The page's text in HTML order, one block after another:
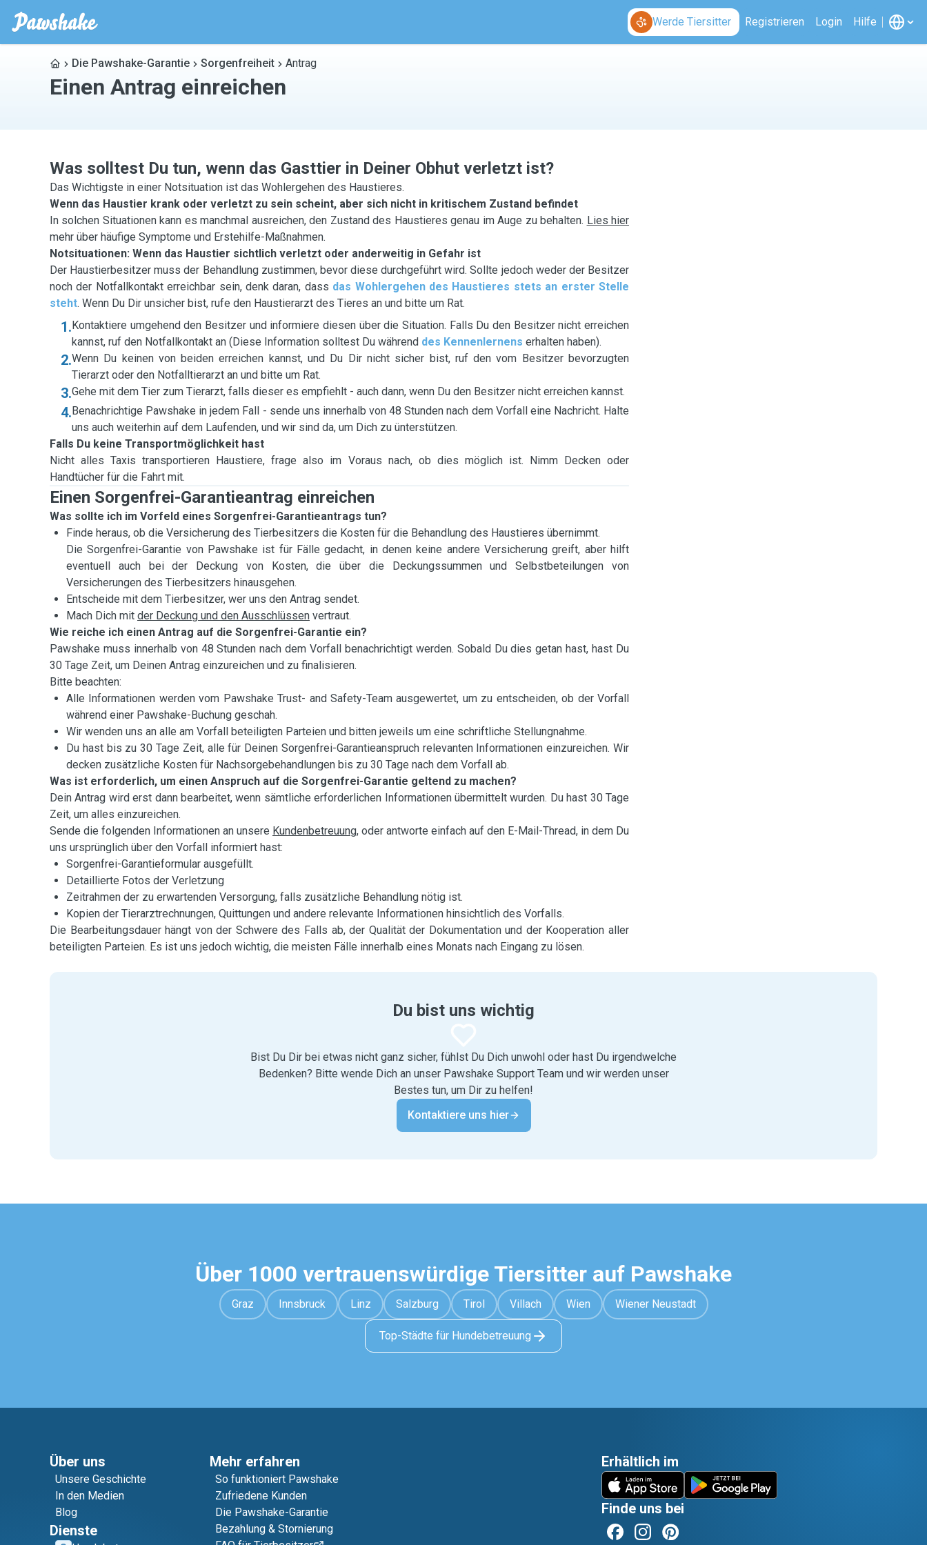
Werde Tiersitter Registrieren Login Hilfe
Die Pawshake-Garantie Sorgenfreiheit Antrag
Einen Antrag einreichen
Was solltest Du tun, wenn das Gasttier in Deiner Obhut verletzt ist?
Das Wichtigste in einer Notsituation ist das Wohlergehen des Haustieres.
Wenn das Haustier krank oder verletzt zu sein scheint, aber sich nicht in kritischem Zustand befindet
In solchen Situationen kann es manchmal ausreichen, den Zustand des Haustieres genau im Auge zu behalten. Lies hier
mehr über häufige Symptome und Erstehilfe-Maßnahmen.
Notsituationen: Wenn das Haustier sichtlich verletzt oder anderweitig in Gefahr ist
Der Haustierbesitzer muss der Behandlung zustimmen, bevor diese durchgeführt wird. Sollte jedoch weder der Besitzer
noch der Notfallkontakt erreichbar sein, denk daran, dass das Wohlergehen des Haustieres stets an erster Stelle
steht. Wenn Du Dir unsicher bist, rufe den Haustierarzt des Tieres an und bitte um Rat.
1.Kontaktiere umgehend den Besitzer und informiere diesen über die Situation. Falls Du den Besitzer nicht erreichen
kannst, ruf den Notfallkontakt an (Diese Information solltest Du während des Kennenlernens erhalten haben).
2.Wenn Du keinen von beiden erreichen kannst, und Du Dir nicht sicher bist, ruf den vom Besitzer bevorzugten
Tierarzt oder den Notfalltierarzt an und bitte um Rat.
3.Gehe mit dem Tier zum Tierarzt, falls dieser es empfiehlt - auch dann, wenn Du den Besitzer nicht erreichen kannst.
4.Benachrichtige Pawshake in jedem Fall - sende uns innerhalb von 48 Stunden nach dem Vorfall eine Nachricht. Halte
uns auch weiterhin auf dem Laufenden, und wir sind da, um Dich zu ünterstützen.
Falls Du keine Transportmöglichkeit hast
Nicht alles Taxis transportieren Haustiere, frage also im Voraus nach, ob dies möglich ist. Nimm Decken oder
Handtücher für die Fahrt mit.
Einen Sorgenfrei-Garantieantrag einreichen
Was sollte ich im Vorfeld eines Sorgenfrei-Garantieantrags tun?
Finde heraus, ob die Versicherung des Tierbesitzers die Kosten für die Behandlung des Haustieres übernimmt.
Die Sorgenfrei-Garantie von Pawshake ist für Fälle gedacht, in denen keine andere Versicherung greift, aber hilft
eventuell auch bei der Deckung von Kosten, die über die Deckungssummen und Selbstbeteilungen von
Versicherungen des Tierbesitzers hinausgehen.
Entscheide mit dem Tierbesitzer, wer uns den Antrag sendet.
Mach Dich mit der Deckung und den Ausschlüssen vertraut.
Wie reiche ich einen Antrag auf die Sorgenfrei-Garantie ein?
Pawshake muss innerhalb von 48 Stunden nach dem Vorfall benachrichtigt werden. Sobald Du dies getan hast, hast Du
30 Tage Zeit, um Deinen Antrag einzureichen und zu finalisieren.
Bitte beachten:
Alle Informationen werden vom Pawshake Trust- and Safety-Team ausgewertet, um zu entscheiden, ob der Vorfall
während einer Pawshake-Buchung geschah.
Wir wenden uns an alle am Vorfall beteiligten Parteien und bitten jeweils um eine schriftliche Stellungnahme.
Du hast bis zu 30 Tage Zeit, alle für Deinen Sorgenfrei-Garantieanspruch relevanten Informationen einzureichen. Wir
decken zusätzliche Kosten für Nachsorgebehandlungen bis zu 30 Tage nach dem Vorfall ab.
Was ist erforderlich, um einen Anspruch auf die Sorgenfrei-Garantie geltend zu machen?
Dein Antrag wird erst dann bearbeitet, wenn sämtliche erforderlichen Informationen übermittelt wurden. Du hast 30 Tage
Zeit, um alles einzureichen.
Sende die folgenden Informationen an unsere Kundenbetreuung, oder antworte einfach auf den E-Mail-Thread, in dem Du
uns ursprünglich über den Vorfall informiert hast:
Sorgenfrei-Garantieformular ausgefüllt.
Detaillierte Fotos der Verletzung
Zeitrahmen der zu erwartenden Versorgung, falls zusätzliche Behandlung nötig ist.
Kopien der Tierarztrechnungen, Quittungen und andere relevante Informationen hinsichtlich des Vorfalls.
Die Bearbeitungsdauer hängt von der Schwere des Falls ab, der Qualität der Dokumentation und der Kooperation aller
beteiligten Parteien. Es ist uns jedoch wichtig, die meisten Fälle innerhalb eines Monats nach Eingang zu lösen.
Du bist uns wichtig
Bist Du Dir bei etwas nicht ganz sicher, fühlst Du Dich unwohl oder hast Du irgendwelche
Bedenken? Bitte wende Dich an unser Pawshake Support Team und wir werden unser
Bestes tun, um Dir zu helfen!
Kontaktiere uns hier
Über 1000 vertrauenswürdige Tiersitter auf Pawshake
Graz Innsbruck Linz Salzburg Tirol Villach Wien Wiener Neustadt
Top-Städte für Hundebetreuung
Über uns
Unsere Geschichte
In den Medien
Blog
Dienste
Mehr erfahren
So funktioniert Pawshake
Zufriedene Kunden
Die Pawshake-Garantie
Bezahlung & Stornierung
Erhältlich im
Finde uns bei